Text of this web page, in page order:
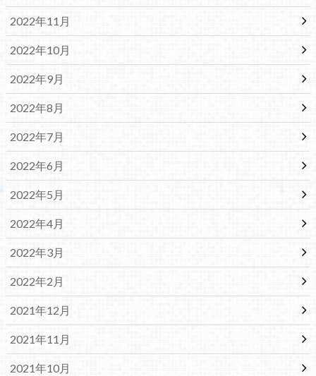
2022年11月
2022年10月
2022年9月
2022年8月
2022年7月
2022年6月
2022年5月
2022年4月
2022年3月
2022年2月
2021年12月
2021年11月
2021年10月